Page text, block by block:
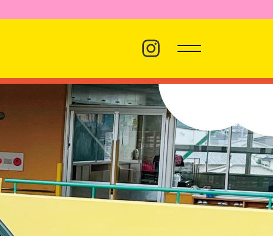
バス経路
プライバシーポリシー